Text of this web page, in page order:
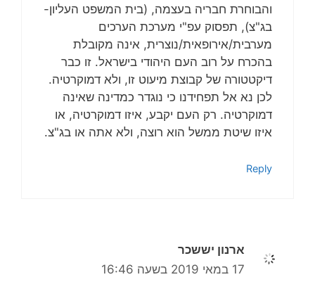
והבוחרת חבריה בעצמה, (בית המשפט העליון-
בג"צ), תפסוק עפ"י מערכת הערכים
מערבית/אירופאית/נוצרית, אינה מקובלת
בהכרח על רוב העם היהודי בישראל. זו כבר
דיקטטורה של קבוצת מיעוט זו, ולא דמוקרטיה.
לכן נא אל תפחידנו כי נוגדר כמדינה שאינה
דמוקרטיה. רק העם יקבע, איזו דמוקרטיה, או
איזו שיטת ממשל הוא רוצה, ולא אתה או בג"צ.
Reply
ארנון יששכר
17 במאי 2019 בשעה 16:46